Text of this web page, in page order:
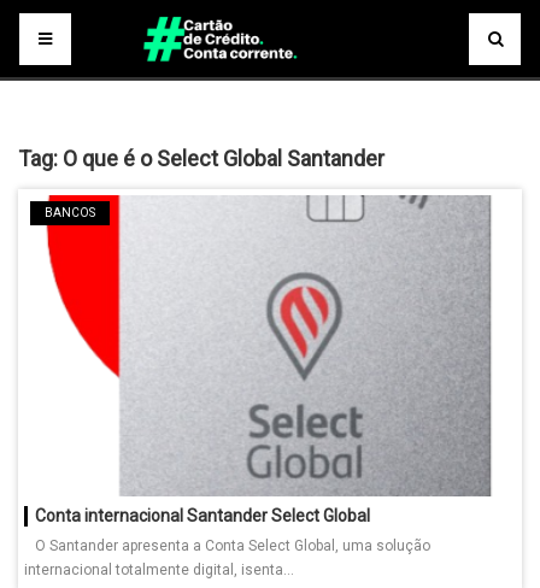
Tag: O que é o Select Global Santander
BANCOS
Conta internacional Santander Select Global
O Santander apresenta a Conta Select Global, uma solução
internacional totalmente digital, isenta...